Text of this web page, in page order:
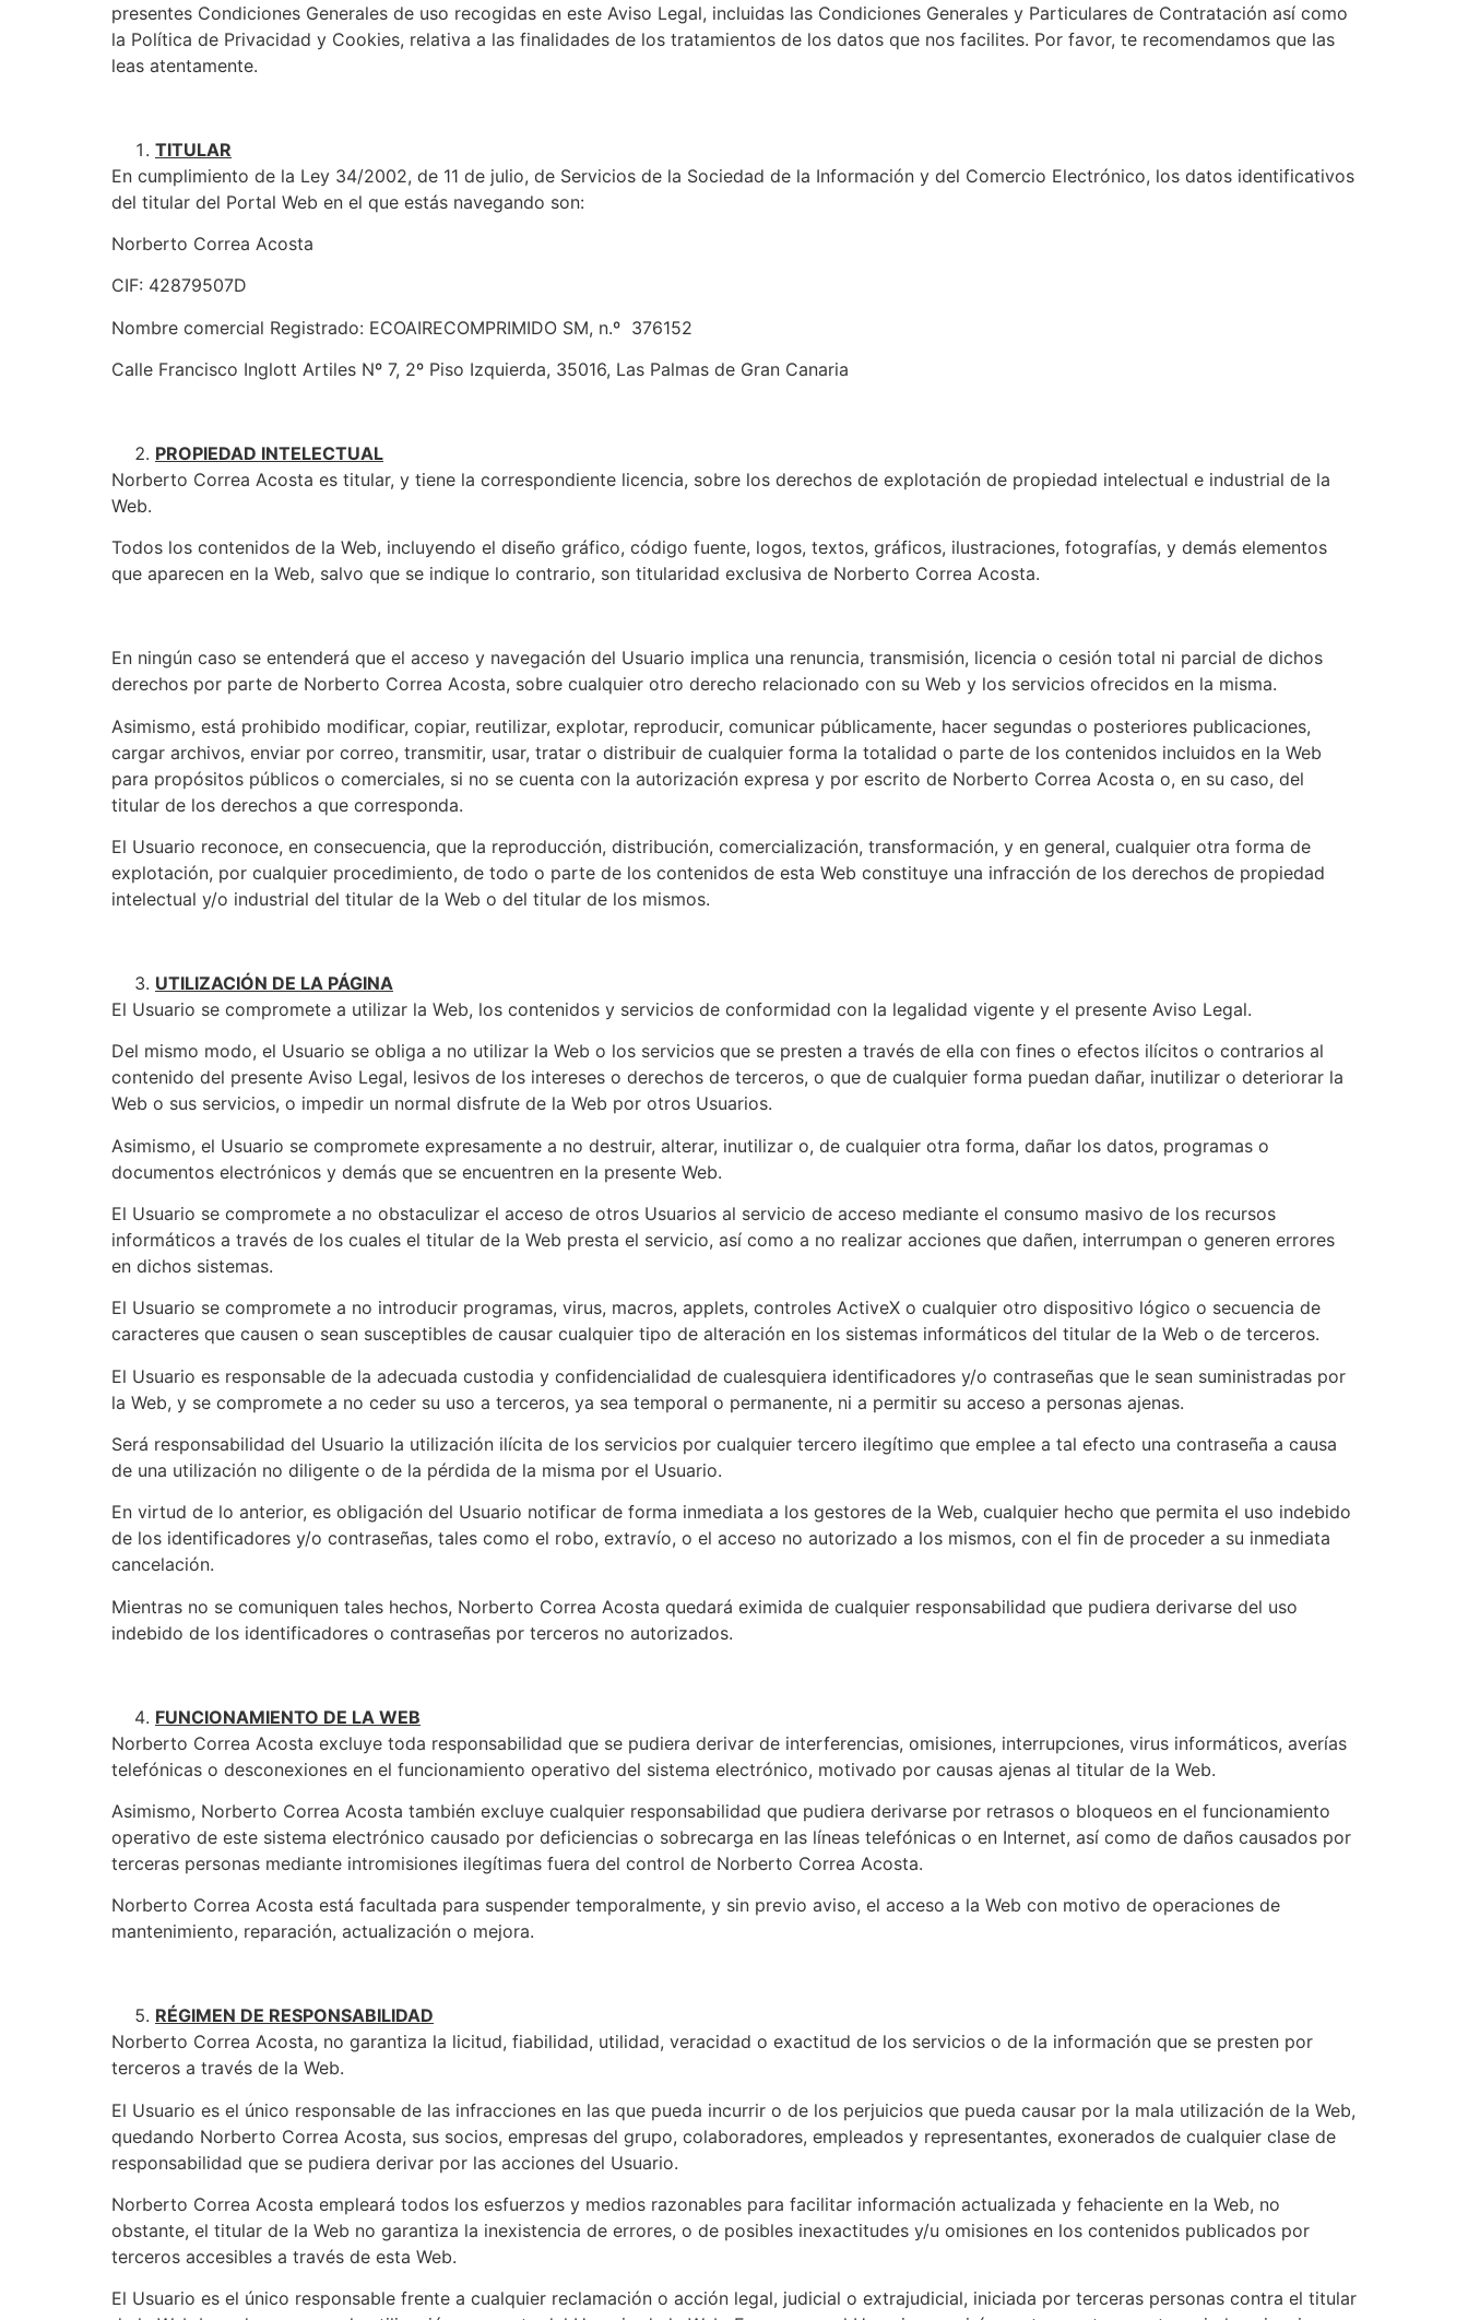
presentes Condiciones Generales de uso recogidas en este Aviso Legal, incluidas las Condiciones Generales y Particulares de Contratación así como
la Política de Privacidad y Cookies, relativa a las finalidades de los tratamientos de los datos que nos facilites. Por favor, te recomendamos que las
leas atentamente.
TITULAR
En cumplimiento de la Ley 34/2002, de 11 de julio, de Servicios de la Sociedad de la Información y del Comercio Electrónico, los datos identificativos
del titular del Portal Web en el que estás navegando son:
Norberto Correa Acosta
CIF: 42879507D
Nombre comercial Registrado: ECOAIRECOMPRIMIDO SM, n.º 376152
Calle Francisco Inglott Artiles Nº 7, 2º Piso Izquierda, 35016, Las Palmas de Gran Canaria
PROPIEDAD INTELECTUAL
Norberto Correa Acosta es titular, y tiene la correspondiente licencia, sobre los derechos de explotación de propiedad intelectual e industrial de la
Web.
Todos los contenidos de la Web, incluyendo el diseño gráfico, código fuente, logos, textos, gráficos, ilustraciones, fotografías, y demás elementos
que aparecen en la Web, salvo que se indique lo contrario, son titularidad exclusiva de Norberto Correa Acosta.
En ningún caso se entenderá que el acceso y navegación del Usuario implica una renuncia, transmisión, licencia o cesión total ni parcial de dichos
derechos por parte de Norberto Correa Acosta, sobre cualquier otro derecho relacionado con su Web y los servicios ofrecidos en la misma.
Asimismo, está prohibido modificar, copiar, reutilizar, explotar, reproducir, comunicar públicamente, hacer segundas o posteriores publicaciones,
cargar archivos, enviar por correo, transmitir, usar, tratar o distribuir de cualquier forma la totalidad o parte de los contenidos incluidos en la Web
para propósitos públicos o comerciales, si no se cuenta con la autorización expresa y por escrito de Norberto Correa Acosta o, en su caso, del
titular de los derechos a que corresponda.
El Usuario reconoce, en consecuencia, que la reproducción, distribución, comercialización, transformación, y en general, cualquier otra forma de
explotación, por cualquier procedimiento, de todo o parte de los contenidos de esta Web constituye una infracción de los derechos de propiedad
intelectual y/o industrial del titular de la Web o del titular de los mismos.
UTILIZACIÓN DE LA PÁGINA
El Usuario se compromete a utilizar la Web, los contenidos y servicios de conformidad con la legalidad vigente y el presente Aviso Legal.
Del mismo modo, el Usuario se obliga a no utilizar la Web o los servicios que se presten a través de ella con fines o efectos ilícitos o contrarios al
contenido del presente Aviso Legal, lesivos de los intereses o derechos de terceros, o que de cualquier forma puedan dañar, inutilizar o deteriorar la
Web o sus servicios, o impedir un normal disfrute de la Web por otros Usuarios.
Asimismo, el Usuario se compromete expresamente a no destruir, alterar, inutilizar o, de cualquier otra forma, dañar los datos, programas o
documentos electrónicos y demás que se encuentren en la presente Web.
El Usuario se compromete a no obstaculizar el acceso de otros Usuarios al servicio de acceso mediante el consumo masivo de los recursos
informáticos a través de los cuales el titular de la Web presta el servicio, así como a no realizar acciones que dañen, interrumpan o generen errores
en dichos sistemas.
El Usuario se compromete a no introducir programas, virus, macros, applets, controles ActiveX o cualquier otro dispositivo lógico o secuencia de
caracteres que causen o sean susceptibles de causar cualquier tipo de alteración en los sistemas informáticos del titular de la Web o de terceros.
El Usuario es responsable de la adecuada custodia y confidencialidad de cualesquiera identificadores y/o contraseñas que le sean suministradas por
la Web, y se compromete a no ceder su uso a terceros, ya sea temporal o permanente, ni a permitir su acceso a personas ajenas.
Será responsabilidad del Usuario la utilización ilícita de los servicios por cualquier tercero ilegítimo que emplee a tal efecto una contraseña a causa
de una utilización no diligente o de la pérdida de la misma por el Usuario.
En virtud de lo anterior, es obligación del Usuario notificar de forma inmediata a los gestores de la Web, cualquier hecho que permita el uso indebido
de los identificadores y/o contraseñas, tales como el robo, extravío, o el acceso no autorizado a los mismos, con el fin de proceder a su inmediata
cancelación.
Mientras no se comuniquen tales hechos, Norberto Correa Acosta quedará eximida de cualquier responsabilidad que pudiera derivarse del uso
indebido de los identificadores o contraseñas por terceros no autorizados.
FUNCIONAMIENTO DE LA WEB
Norberto Correa Acosta excluye toda responsabilidad que se pudiera derivar de interferencias, omisiones, interrupciones, virus informáticos, averías
telefónicas o desconexiones en el funcionamiento operativo del sistema electrónico, motivado por causas ajenas al titular de la Web.
Asimismo, Norberto Correa Acosta también excluye cualquier responsabilidad que pudiera derivarse por retrasos o bloqueos en el funcionamiento
operativo de este sistema electrónico causado por deficiencias o sobrecarga en las líneas telefónicas o en Internet, así como de daños causados por
terceras personas mediante intromisiones ilegítimas fuera del control de Norberto Correa Acosta.
Norberto Correa Acosta está facultada para suspender temporalmente, y sin previo aviso, el acceso a la Web con motivo de operaciones de
mantenimiento, reparación, actualización o mejora.
RÉGIMEN DE RESPONSABILIDAD
Norberto Correa Acosta, no garantiza la licitud, fiabilidad, utilidad, veracidad o exactitud de los servicios o de la información que se presten por
terceros a través de la Web.
El Usuario es el único responsable de las infracciones en las que pueda incurrir o de los perjuicios que pueda causar por la mala utilización de la Web,
quedando Norberto Correa Acosta, sus socios, empresas del grupo, colaboradores, empleados y representantes, exonerados de cualquier clase de
responsabilidad que se pudiera derivar por las acciones del Usuario.
Norberto Correa Acosta empleará todos los esfuerzos y medios razonables para facilitar información actualizada y fehaciente en la Web, no
obstante, el titular de la Web no garantiza la inexistencia de errores, o de posibles inexactitudes y/u omisiones en los contenidos publicados por
terceros accesibles a través de esta Web.
El Usuario es el único responsable frente a cualquier reclamación o acción legal, judicial o extrajudicial, iniciada por terceras personas contra el titular